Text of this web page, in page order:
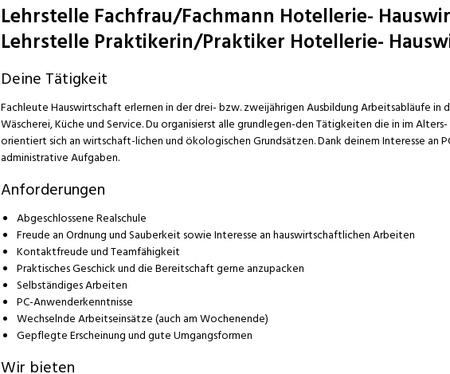
Lehrstelle Fachfrau/Fachmann Hotellerie-
Lehrstelle Praktikerin/Praktiker Hotellerie-
Deine Tätigkeit
Fachleute Hauswirtschaft erlernen in der drei- bzw. zweijährigen Ausbildung Arbeitsabläufe in
Wäscherei, Küche und Service. Du organisierst alle grundlegen-den Tätigkeiten die in im
orientiert sich an wirtschaft-lichen und ökologischen Grundsätzen. Dank deinem Interesse an
administrative Aufgaben.
Anforderungen
Abgeschlossene Realschule
Freude an Ordnung und Sauberkeit sowie Interesse an hauswirtschaftlichen Arbeiten
Kontaktfreude und Teamfähigkeit
Praktisches Geschick und die Bereitschaft gerne anzupacken
Selbständiges Arbeiten
PC-Anwenderkenntnisse
Wechselnde Arbeitseinsätze (auch am Wochenende)
Gepflegte Erscheinung und gute Umgangsformen
Wir bieten